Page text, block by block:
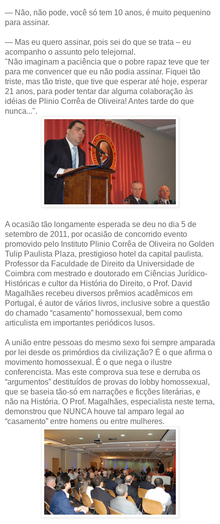
— Não, não pode, você só tem 10 anos, é muito pequenino
para assinar.
— Mas eu quero assinar, pois sei do que se trata – eu
acompanho o assunto pelo telejornal.
"Não imaginam a paciência que o pobre rapaz teve que ter
para me convencer que eu não podia assinar. Fiquei tão
triste, mas tão triste, que tive que esperar até hoje, esperar
21 anos, para poder tentar dar alguma colaboração às
idéias de Plinio Corrêa de Oliveira! Antes tarde do que
nunca...".
A ocasião tão longamente esperada se deu no dia 5 de
setembro de 2011, por ocasião de concorrido evento
promovido pelo Instituto Plinio Corrêa de Oliveira no Golden
Tulip Paulista Plaza, prestigioso hotel da capital paulista.
Professor da Faculdade de Direito da Universidade de
Coimbra com mestrado e doutorado em Ciências Jurídico-
Históricas e cultor da História do Direito, o Prof. David
Magalhães recebeu diversos prêmios acadêmicos em
Portugal, é autor de vários livros, inclusive sobre a questão
do chamado “casamento” homossexual, bem como
articulista em importantes periódicos lusos.
A união entre pessoas do mesmo sexo foi sempre amparada
por lei desde os primórdios da civilização? É o que afirma o
movimento homossexual. É o que nega o ilustre
conferencista. Mas este comprova sua tese e derruba os
“argumentos” destituídos de provas do lobby homossexual,
que se baseia tão-só em narrações e ficções literárias, e
não na História. O Prof. Magalhães, especialista neste tema,
demonstrou que NUNCA houve tal amparo legal ao
“casamento” entre homens ou entre mulheres.